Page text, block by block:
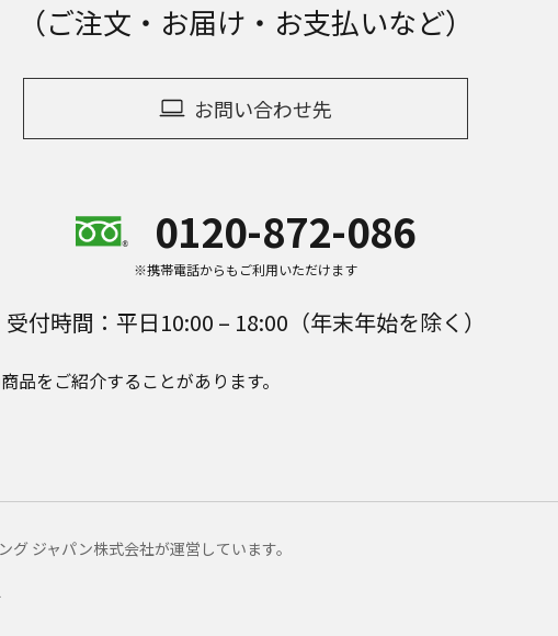
（ご注文・お届け・お支払いなど）
お問い合わせ先
0120-872-086
※携帯電話からもご利用いただけます
受付時間：平日10:00 – 18:00（年末年始を除く）
品をご紹介することがあります。
ジャパン株式会社が運営しています。